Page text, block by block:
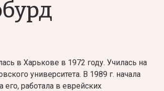
в Харькове в 1972 году. Училась на
университета. В 1989 г. начала
его, работала в еврейских